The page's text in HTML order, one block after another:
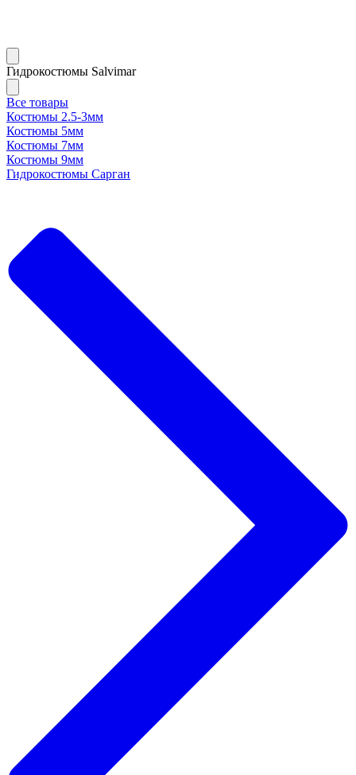
Гидрокостюмы Salvimar
Все товары
Костюмы 2.5-3мм
Костюмы 5мм
Костюмы 7мм
Костюмы 9мм
Гидрокостюмы Сарган